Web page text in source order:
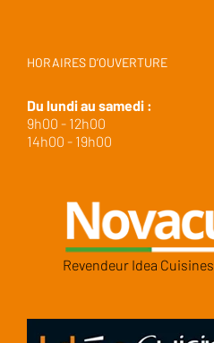
HORAIRES D’OUVERTURE
Du lundi au samedi :
9h00 - 12h00
14h00 - 19h00
Revendeur Idea Cuisines